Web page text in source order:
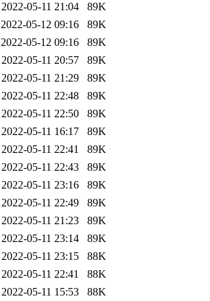
2022-05-11 21:04
89K
2022-05-12 09:16
89K
2022-05-12 09:16
89K
2022-05-11 20:57
89K
2022-05-11 21:29
89K
2022-05-11 22:48
89K
2022-05-11 22:50
89K
2022-05-11 16:17
89K
2022-05-11 22:41
89K
2022-05-11 22:43
89K
2022-05-11 23:16
89K
2022-05-11 22:49
89K
2022-05-11 21:23
89K
2022-05-11 23:14
89K
2022-05-11 23:15
88K
2022-05-11 22:41
88K
2022-05-11 15:53
88K